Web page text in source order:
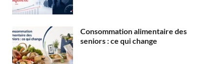
Consommation alimentaire des
seniors : ce qui change